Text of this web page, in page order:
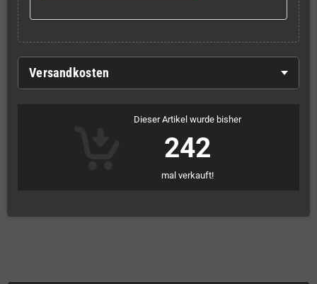
Versandkosten
Dieser Artikel wurde bisher
242
mal verkauft!